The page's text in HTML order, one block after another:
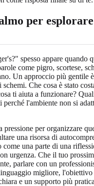
per esplorare
spesso appare quando
come pigro, scortese,
Un approccio più gentile
Che cosa è stato
ti aiuta a funzionare?
perché l'ambiente non si
pressione per organizzare
una risorsa di
come una parte di una
urgenza. Che il tuo
parlare con un
migliore, l'obiettivo
e un supporto più